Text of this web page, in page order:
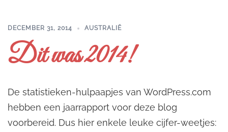
DECEMBER 31, 2014 AUSTRALIË
Dit was 2014!
De statistieken-hulpaapjes van WordPress.com
hebben een jaarrapport voor deze blog
voorbereid. Dus hier enkele leuke cijfer-weetjes: